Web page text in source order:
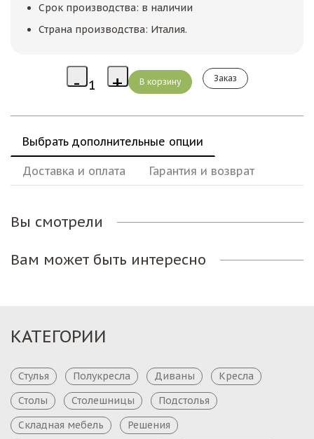
Срок производства: в наличии
Страна производства: Италия.
Заказ
Выбрать дополнительные опции
Доставка и оплата Гарантия и возврат
Вы смотрели
Вам может быть интересно
КАТЕГОРИИ
Стулья Полукресла Диваны
Кресла
Столы
Столешницы
Подстолья
Складная мебель
Решения